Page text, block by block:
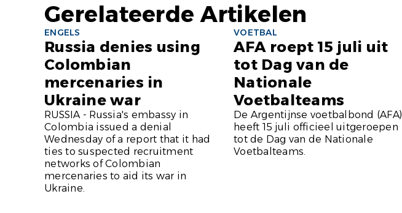
Gerelateerde Artikelen
ENGELS
Russia denies using
Colombian
mercenaries in
Ukraine war
RUSSIA - Russia's embassy in
Colombia issued a denial
Wednesday of a report that it had
ties to suspected recruitment
networks of Colombian
mercenaries to aid its war in
Ukraine.
VOETBAL
AFA roept 15 juli uit
tot Dag van de
Nationale
Voetbalteams
De Argentijnse voetbalbond (AFA)
heeft 15 juli officieel uitgeroepen
tot de Dag van de Nationale
Voetbalteams.